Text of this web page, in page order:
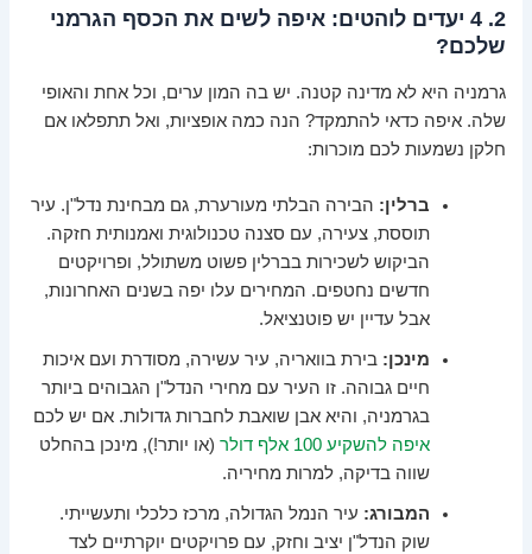
2. 4 יעדים לוהטים: איפה לשים את הכסף הגרמני
שלכם?
גרמניה היא לא מדינה קטנה. יש בה המון ערים, וכל אחת והאופי
שלה. איפה כדאי להתמקד? הנה כמה אופציות, ואל תתפלאו אם
חלקן נשמעות לכם מוכרות:
ברלין: הבירה הבלתי מעורערת, גם מבחינת נדל"ן. עיר
תוססת, צעירה, עם סצנה טכנולוגית ואמנותית חזקה.
הביקוש לשכירות בברלין פשוט משתולל, ופרויקטים
חדשים נחטפים. המחירים עלו יפה בשנים האחרונות,
אבל עדיין יש פוטנציאל.
מינכן: בירת בוואריה, עיר עשירה, מסודרת ועם איכות
חיים גבוהה. זו העיר עם מחירי הנדל"ן הגבוהים ביותר
בגרמניה, והיא אבן שואבת לחברות גדולות. אם יש לכם
איפה להשקיע 100 אלף דולר
(או יותר!), מינכן בהחלט
שווה בדיקה, למרות מחיריה.
המבורג: עיר הנמל הגדולה, מרכז כלכלי ותעשייתי.
שוק הנדל"ן יציב וחזק, עם פרויקטים יוקרתיים לצד